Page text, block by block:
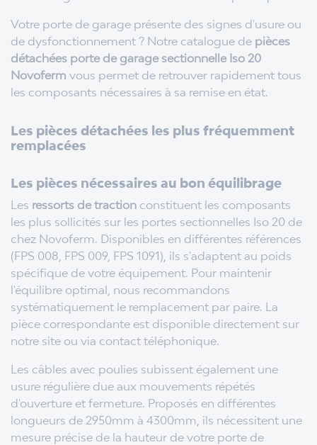
Votre porte de garage présente des signes d'usure ou
de dysfonctionnement ? Notre catalogue de pièces
détachées porte de garage sectionnelle Iso 20
Novoferm vous permet de retrouver rapidement tous
les composants nécessaires à sa remise en état.
Les pièces détachées les plus fréquemment
remplacées
Les pièces nécessaires au bon équilibrage
Les ressorts de traction constituent les composants
les plus sollicités sur les portes sectionnelles Iso 20 de
chez Novoferm. Disponibles en différentes références
(FPS 008, FPS 009, FPS 1091), ils s'adaptent au poids
spécifique de votre équipement. Pour maintenir
l'équilibre optimal, nous recommandons
systématiquement le remplacement par paire. La
pièce correspondante est disponible directement sur
notre site ou via contact téléphonique.
Les câbles avec poulies subissent également une
usure régulière due aux mouvements répétés
d'ouverture et fermeture. Proposés en différentes
longueurs de 2950mm à 4300mm, ils nécessitent une
mesure précise de la hauteur de votre porte de